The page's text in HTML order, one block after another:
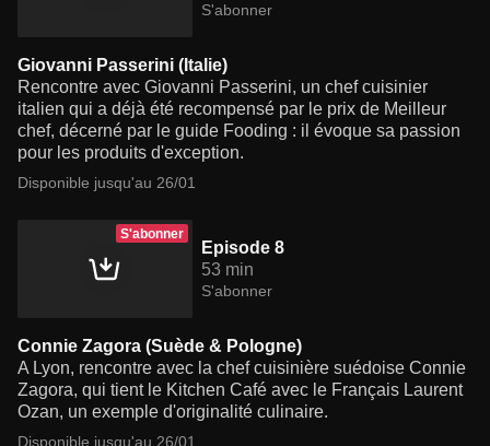
S'abonner
Giovanni Passerini (Italie)
Rencontre avec Giovanni Passerini, un chef cuisinier
italien qui a déjà été recompensé par le prix de Meilleur
chef, décerné par le guide Fooding : il évoque sa passion
pour les produits d'exception.
Disponible jusqu'au 26/01
S'abonner
Episode 8
53 min
S'abonner
Connie Zagora (Suède & Pologne)
A Lyon, rencontre avec la chef cuisinière suédoise Connie
Zagora, qui tient le Kitchen Café avec le Français Laurent
Ozan, un exemple d'originalité culinaire.
Disponible jusqu'au 26/01